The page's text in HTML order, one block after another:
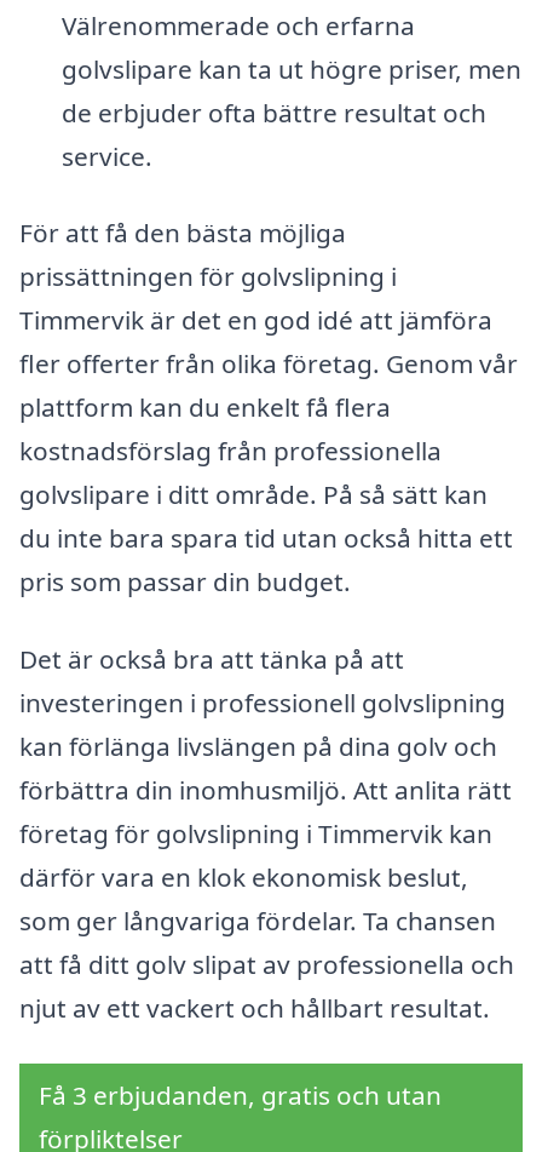
Välrenommerade och erfarna
golvslipare kan ta ut högre priser, men
de erbjuder ofta bättre resultat och
service.
För att få den bästa möjliga
prissättningen för golvslipning i
Timmervik är det en god idé att jämföra
fler offerter från olika företag. Genom vår
plattform kan du enkelt få flera
kostnadsförslag från professionella
golvslipare i ditt område. På så sätt kan
du inte bara spara tid utan också hitta ett
pris som passar din budget.
Det är också bra att tänka på att
investeringen i professionell golvslipning
kan förlänga livslängen på dina golv och
förbättra din inomhusmiljö. Att anlita rätt
företag för golvslipning i Timmervik kan
därför vara en klok ekonomisk beslut,
som ger långvariga fördelar. Ta chansen
att få ditt golv slipat av professionella och
njut av ett vackert och hållbart resultat.
Få 3 erbjudanden, gratis och utan
förpliktelser